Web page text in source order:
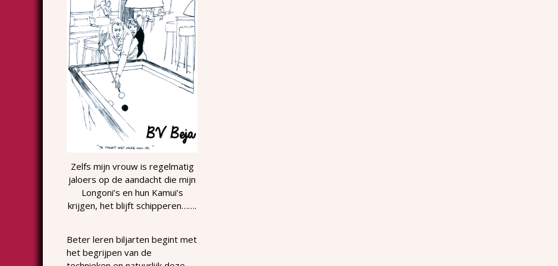
Zelfs mijn vrouw is regelmatig
jaloers op de aandacht die mijn
Longoni’s en hun Kamui’s
krijgen, het blijft schipperen…….
Beter leren biljarten begint met
het begrijpen van de